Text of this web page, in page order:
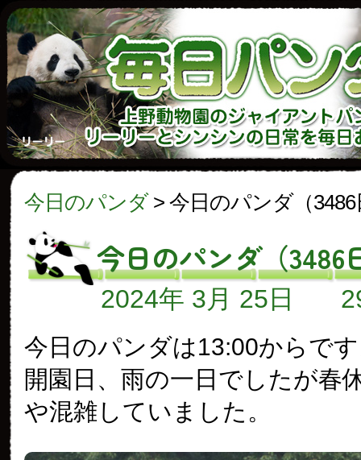
今日のパンダ> 今日のパンダ（3486
今日のパンダ（3486
2024年 3月 25日
今日のパンダは13:00からで
開園日、雨の一日でしたが春
や混雑していました。